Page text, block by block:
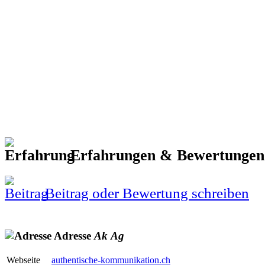
Erfahrungen &
Beitrag oder Bewertung schreiben
Adresse Ak Ag
Webseite authentische-kommunikation.ch